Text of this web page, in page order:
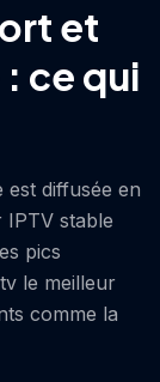
et
ce qui
diffusée en
stable
pics
le meilleur
comme la